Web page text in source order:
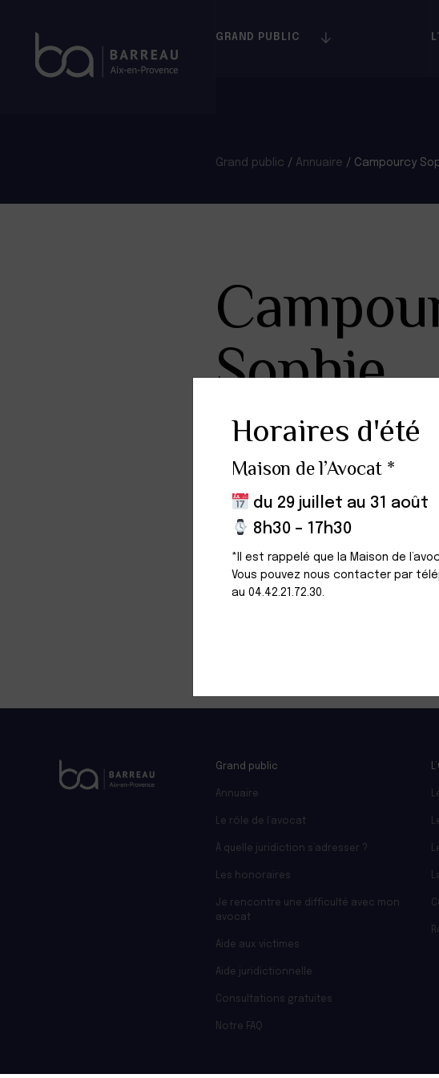
content
GRAND PUBLIC
Grand public / Annuaire / Campourcy
Sophie
Avocate au barreau d'Aix-
A prêté serment le 19
LANGUES
Grand public
Annuaire
Le rôle de l’avocat
À quelle juridiction s’adresser ?
Les honoraires
Je rencontre une difficulté avec mon
avocat
Aide aux victimes
Aide juridictionnelle
Consultations gratuites
Notre FAQ
Horaires d'été
Maison de l’Avocat *
du 29 juillet au 31 août
8h30 – 17h30
*Il est rappelé que la Maison de
Vous pouvez nous contacter par
au 04.42.21.72.30.